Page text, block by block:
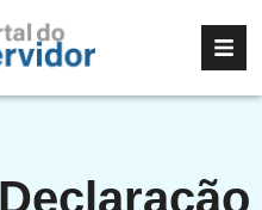
ferramentas